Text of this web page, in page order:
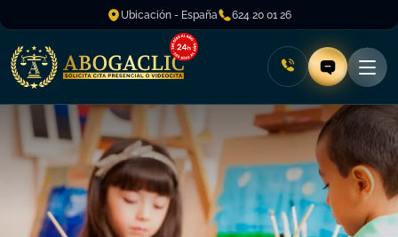
Ubicación - España 624 20 01 26